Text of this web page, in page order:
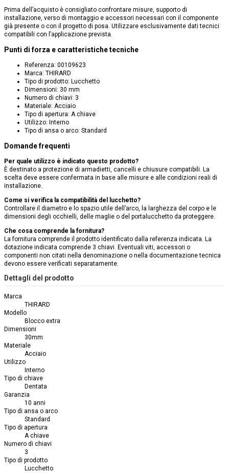
Prima dell’acquisto è consigliato confrontare misure, supporto di
installazione, verso di montaggio e accessori necessari con il componente
già presente o con il progetto di posa. Utilizzare esclusivamente dati tecnici
compatibili con l’applicazione prevista.
Punti di forza e caratteristiche tecniche
Referenza: 00109623
Marca: THIRARD
Tipo di prodotto: Lucchetto
Dimensioni: 30 mm
Numero di chiavi: 3
Materiale: Acciaio
Tipo di apertura: A chiave
Utilizzo: Interno
Tipo di ansa o arco: Standard
Domande frequenti
Per quale utilizzo è indicato questo prodotto?
È destinato a protezione di armadietti, cancelli e chiusure compatibili. La
scelta deve essere confermata in base alle misure e alle condizioni reali di
installazione.
Come si verifica la compatibilità del lucchetto?
Controllare il diametro e lo spazio utile dell’arco, la larghezza del corpo e le
dimensioni degli occhielli, delle maglie o del portalucchetto da proteggere.
Che cosa comprende la fornitura?
La fornitura comprende il prodotto identificato dalla referenza indicata. La
dotazione indicata comprende 3 chiavi. Eventuali viti, accessori o
componenti non citati nella denominazione o nella documentazione tecnica
devono essere verificati separatamente.
Dettagli del prodotto
Marca
THIRARD
Modello
Blocco extra
Dimensioni
30mm
Materiale
Acciaio
Utilizzo
Interno
Tipo di chiave
Dentata
Garanzia
10 anni
Tipo di ansa o arco
Standard
Tipo di apertura
A chiave
Numero di chiavi
3
Tipo di prodotto
Lucchetto